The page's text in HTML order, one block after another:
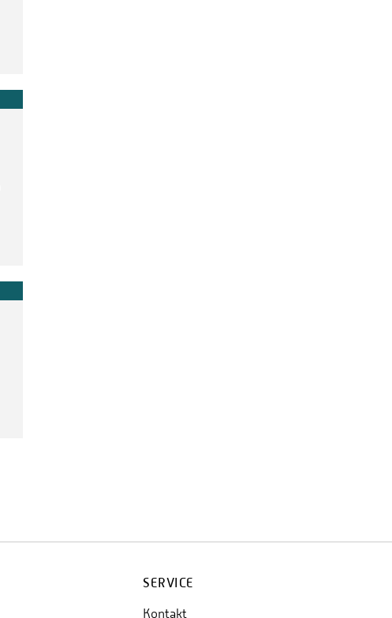
SERVICE
Kontakt